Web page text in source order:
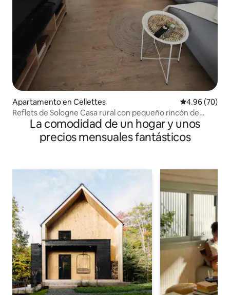
Apartamento en Cellettes Calificación
4.96 (70)
Reflets de Sologne Casa rural con pequeño rincón de
vegetación
La comodidad de un hogar y unos
precios mensuales fantásticos